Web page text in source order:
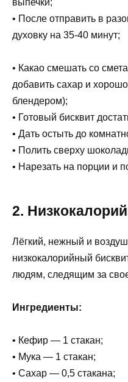
выпечки;
• После отправить в
духовку на 35-40 минут;
• Какао смешать со
добавить сахар и
блендером);
• Готовый бисквит
• Дать остыть до
• Полить сверху
• Нарезать на порции и
2.
Лёгкий, нежный и
низкокалорийный
людям, следящим за
Ингредиенты:
• Кефир — 1 стакан;
• Мука — 1 стакан;
• Сахар — 0,5 стакана;